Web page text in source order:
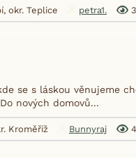
okr. Teplice petra1.
se s láskou věnujeme
nových domovů...
Kroměříž Bunnyraj